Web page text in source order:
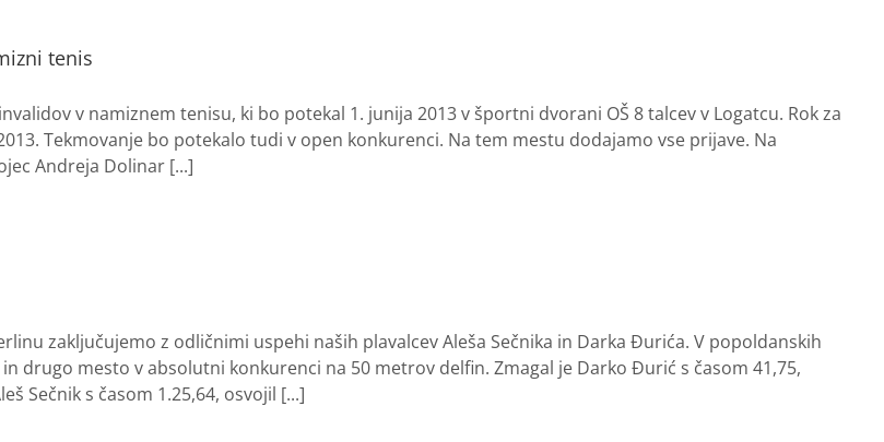
tenis
v namiznem tenisu, ki bo potekal 1. junija 2013 v športni dvorani OŠ 8 talcev v Logatcu. Rok za
Tekmovanje bo potekalo tudi v open konkurenci. Na tem mestu dodajamo vse prijave. Na
Andreja Dolinar [...]
zaključujemo z odličnimi uspehi naših plavalcev Aleša Sečnika in Darka Đurića. V popoldanskih
drugo mesto v absolutni konkurenci na 50 metrov delfin. Zmagal je Darko Đurić s časom 41,75,
Sečnik s časom 1.25,64, osvojil [...]